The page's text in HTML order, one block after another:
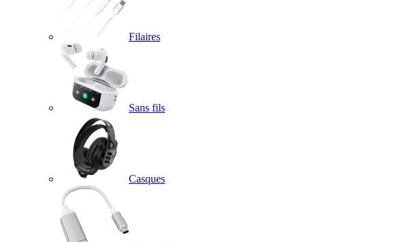
Filaires
Sans fils
Casques